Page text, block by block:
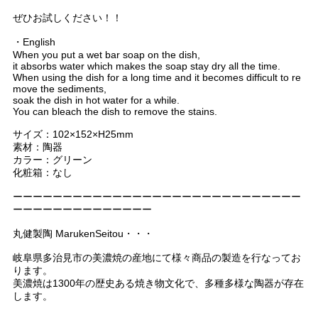
ぜひお試しください！！
・English
When you put a wet bar soap on the dish,
it absorbs water which makes the soap stay dry all the time.
When using the dish for a long time and it becomes difficult to re
move the sediments,
soak the dish in hot water for a while.
You can bleach the dish to remove the stains.
サイズ：102×152×H25mm
素材：陶器
カラー：グリーン
化粧箱：なし
ーーーーーーーーーーーーーーーーーーーーーーーーーーーーー
ーーーーーーーーーーーーーー
丸健製陶 MarukenSeitou・・・
岐阜県多治見市の美濃焼の産地にて様々商品の製造を行なってお
ります。
美濃焼は1300年の歴史ある焼き物文化で、多種多様な陶器が存在
します。